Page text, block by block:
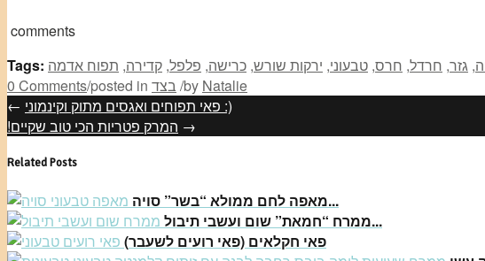
comments
Tags:
, גזר, חרדל, חרס, טבעוני, ירקות שורש, כרישה, פלפל, קדירה, תפוח אדמה
0 Comments/posted in בצד /by Natalie
←
פאי תפוחים ואגסים מתוק וקינמוני :)
!המרק פטריות הכי טוב שקיים →
Related Posts
מאפה לחם ממולא “בשר” סויה...
ממרח “חמאת” שום ועשבי תיבול...
(פאי חקלאים (פאי רועים לשעבר